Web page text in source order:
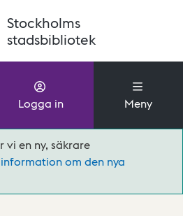
Stockholms
stadsbibliotek
Logga in Meny
vi en ny, säkrare
om den nya